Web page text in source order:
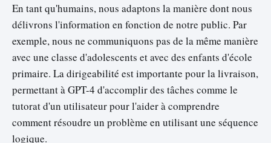
En tant qu'humains, nous adaptons la manière dont nous
délivrons l'information en fonction de notre public. Par
exemple, nous ne communiquons pas de la même manière
avec une classe d'adolescents et avec des enfants d'école
primaire. La dirigeabilité est importante pour la livraison,
permettant à GPT-4 d'accomplir des tâches comme le
tutorat d'un utilisateur pour l'aider à comprendre
comment résoudre un problème en utilisant une séquence
logique.